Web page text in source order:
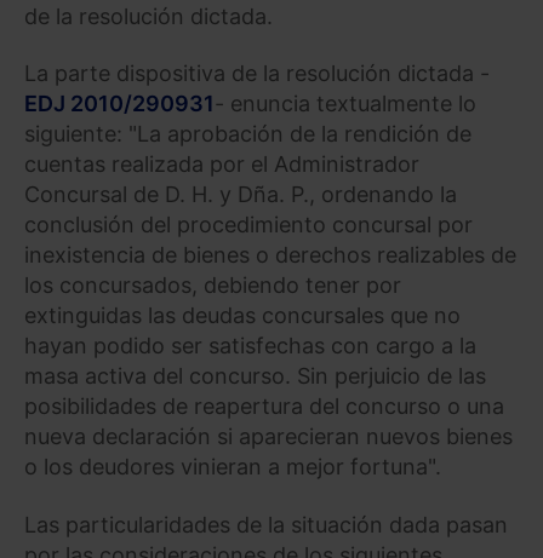
de la resolución dictada.
La parte dispositiva de la resolución dictada -
EDJ 2010/290931- enuncia textualmente lo
siguiente: "La aprobación de la rendición de
cuentas realizada por el Administrador
Concursal de D. H. y Dña. P., ordenando la
conclusión del procedimiento concursal por
inexistencia de bienes o derechos realizables de
los concursados, debiendo tener por
extinguidas las deudas concursales que no
hayan podido ser satisfechas con cargo a la
masa activa del concurso. Sin perjuicio de las
posibilidades de reapertura del concurso o una
nueva declaración si aparecieran nuevos bienes
o los deudores vinieran a mejor fortuna".
Las particularidades de la situación dada pasan